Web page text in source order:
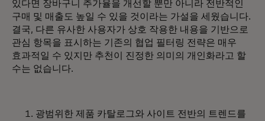
있다면 장바구니 추가율을 개선할 뿐만 아니라 전반적인
구매 및 매출도 높일 수 있을 것이라는 가설을 세웠습니다.
결국, 다른 유사한 사용자가 상호 작용한 내용을 기반으로
관심 항목을 표시하는 기존의 협업 필터링 전략은 매우
효과적일 수 있지만 추천이 진정한 의미의 개인화라고 할
수는 없습니다.
광범위한 제품 카탈로그와 사이트 전반의 트렌드를